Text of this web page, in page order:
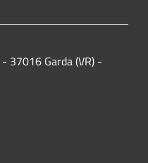
37016 Garda (VR) -